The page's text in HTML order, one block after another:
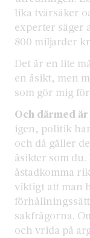
lika tvärsäker
experter säger
800 miljarder
Det är en lite
en åsikt, men
som gör mig
Och därmed är
igen, politik
och då gäller
åsikter som du.
åstadkomma
viktigt att man
sakfrågorna.
och vrida på